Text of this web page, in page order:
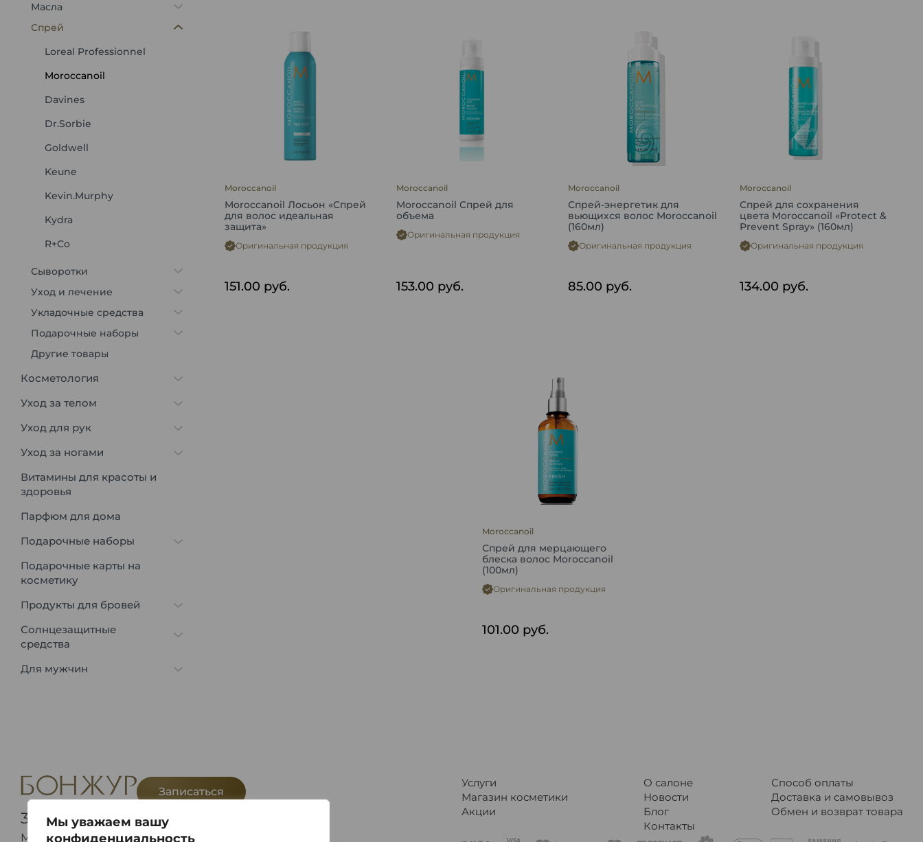
Мы уважаем вашу
конфиденциальность
Масла
Спрей
Loreal Professionnel
Moroccanoil
Davines
Dr.Sorbie
Goldwell
Keune
Kevin.Murphy
Kydra
R+Co
Сыворотки
Уход и лечение
Укладочные средства
Подарочные наборы
Другие товары
Косметология
Уход за телом
Уход для рук
Уход за ногами
Витамины для красоты и
здоровья
Парфюм для дома
Подарочные наборы
Подарочные карты на
косметику
Продукты для бровей
Солнцезащитные
средства
Для мужчин
Moroccanoil
Moroccanoil Лосьон «Спрей
для волос идеальная
защита»
Оригинальная продукция
151.00 руб.
Moroccanoil
Moroccanoil Спрей для
объема
Оригинальная продукция
153.00 руб.
Moroccanoil
Спрей-энергетик для
вьющихся волос Moroccanoil
(160мл)
Оригинальная продукция
85.00 руб.
Moroccanoil
Спрей для сохранения
цвета Moroccanoil «Protect &
Prevent Spray» (160мл)
Оригинальная продукция
134.00 руб.
Moroccanoil
Спрей для мерцающего
блеска волос Moroccanoil
(100мл)
Оригинальная продукция
101.00 руб.
Записаться
375(29) 114 54 54 Telegram
Мы в соц.сетях
Услуги
Магазин косметики
Акции
О салоне
Новости
Блог
Контакты
Способ оплаты
Доставка и самовывоз
Обмен и возврат товара